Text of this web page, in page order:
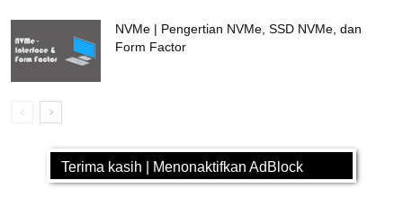
NVMe | Pengertian NVMe, SSD NVMe, dan
Form Factor
Terima kasih | Menonaktifkan AdBlock